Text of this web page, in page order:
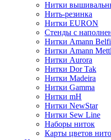
Нитки
Нить-резинка
Нитки EURON
Стенды с
Нитки Amann
Нитки Amann
Нитки Aurora
Нитки Dor Tak
Нитки Madeira
Нитки Gamma
Нитки mH
Нитки NewStar
Нитки Sew Line
Наборы ниток
Карты цветов